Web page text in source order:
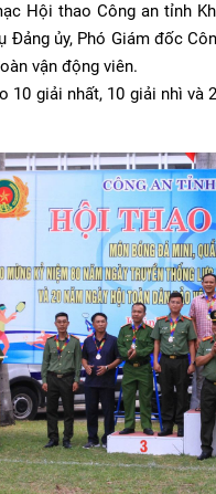
Hội thao Công an tỉnh
Đảng ủy, Phó Giám đốc
vận động viên.
10 giải nhất, 10 giải nhì